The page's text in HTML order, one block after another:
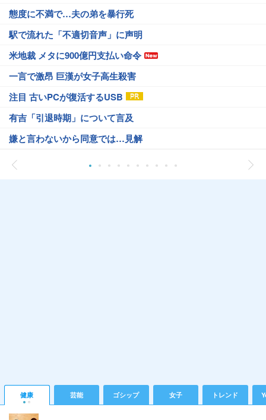
態度に不満で…夫の弟を暴行死
駅で流れた「不適切音声」に声明
米地裁 メタに900億円支払い命令
一言で激昂 巨漢が女子高生殺害
注目 古いPCが復活するUSB
有吉「引退時期」について言及
嫌と言わないから同意では…見解
健康 芸能 ゴシップ 女子 トレンド